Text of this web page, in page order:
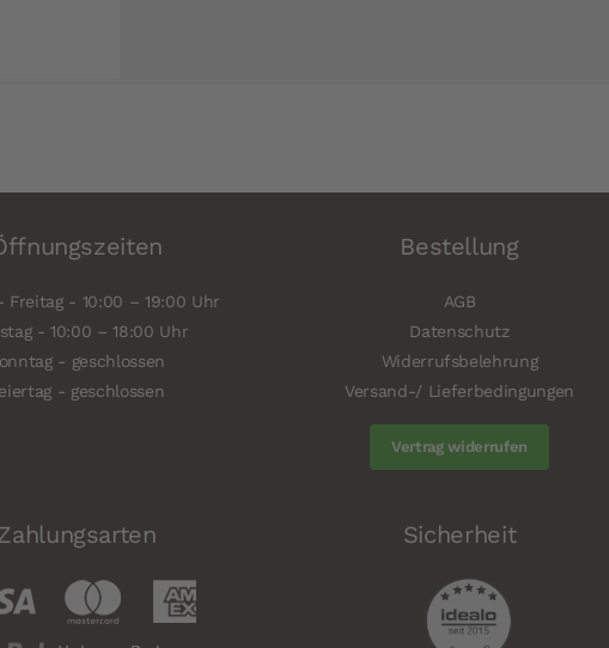
Freitag - 10:00 – 19:00 Uhr
- 10:00 – 18:00 Uhr
- geschlossen
- geschlossen
Bestellung
AGB
Datenschutz
Widerrufsbelehrung
Versand-/ Lieferbedingungen
Vertrag widerrufen
Sicherheit